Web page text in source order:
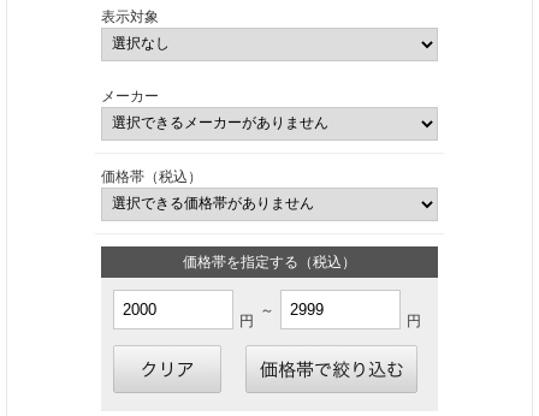
表示対象
メーカー
価格帯（税込）
価格帯を指定する（税込）
円
～
円